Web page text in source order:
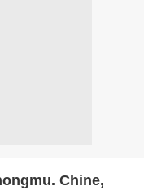
Chine,